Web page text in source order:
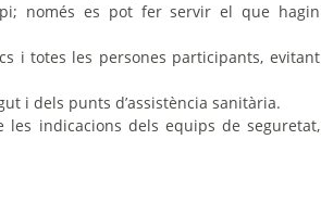
només es pot fer servir el que hagin
i totes les persones participants, evitant
i dels punts d’assistència sanitària.
les indicacions dels equips de seguretat,